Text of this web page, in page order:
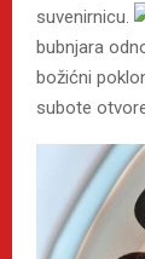
suvenirnicu.
bubnjara
božićni
subote